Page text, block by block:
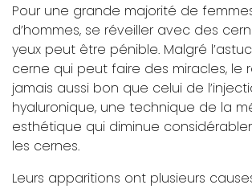
Pour une grande majorité de
d’hommes, se réveiller avec des
yeux peut être pénible. Malgré
cerne qui peut faire des miracles, le
jamais aussi bon que celui de
hyaluronique, une technique de la
esthétique qui diminue
les cernes.
Leurs apparitions ont plusieurs